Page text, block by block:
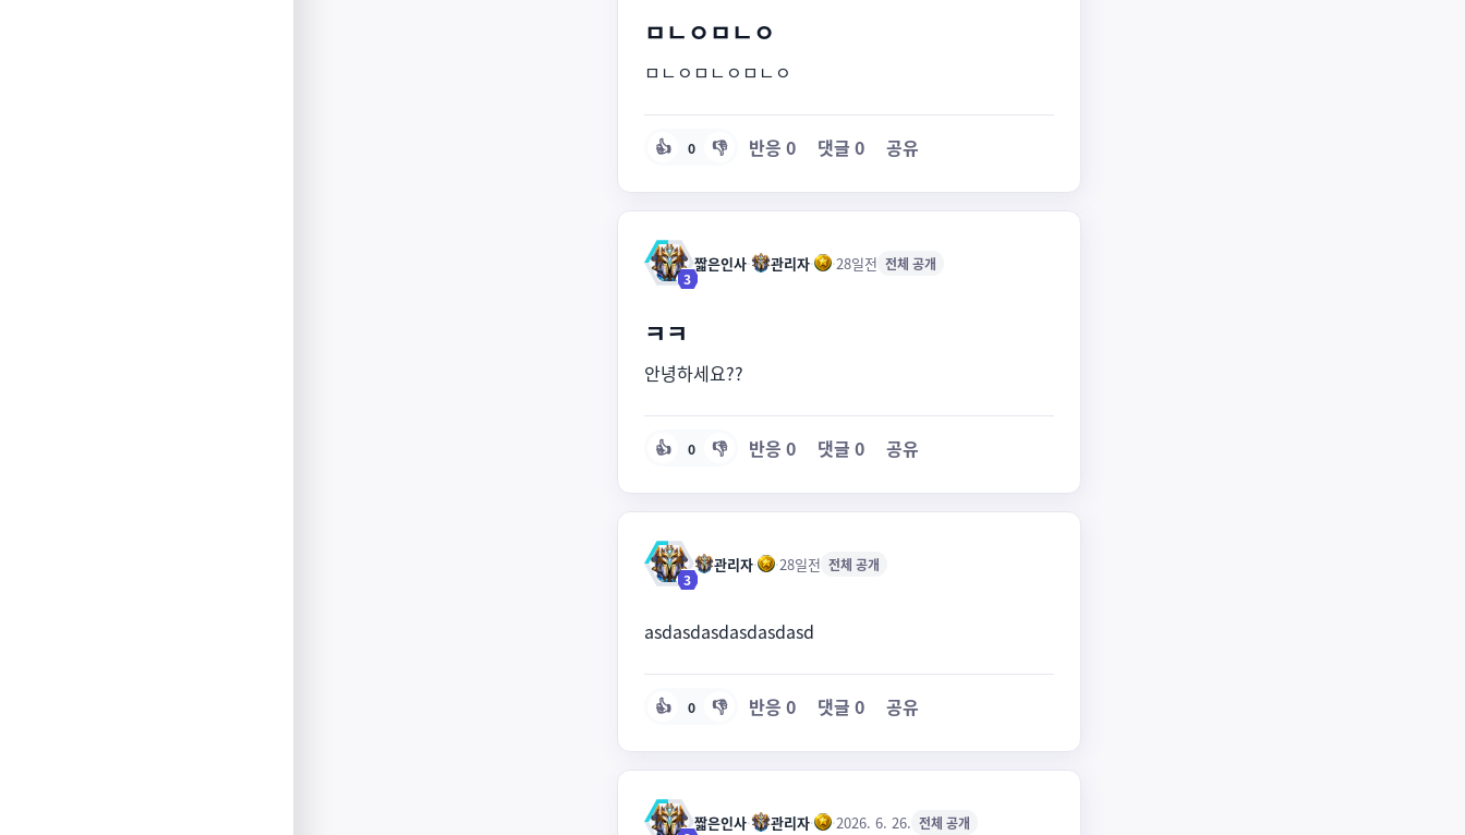
ㅁㄴㅇㅁㄴㅇ
ㅁㄴㅇㅁㄴㅇㅁㄴㅇ
👍 0 👎 반응 0 댓글 0 공유
3
짧은인사· 관리자· ·28일전 전체 공개
ㅋㅋ
안녕하세요??
👍 0 👎 반응 0 댓글 0 공유
3
관리자· ·28일전 전체 공개
asdasdasdasdasdasd
👍 0 👎 반응 0 댓글 0 공유
짧은인사· 관리자· ·2026. 6. 26. 전체 공개